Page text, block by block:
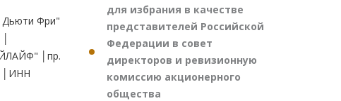
для избрания в качестве
представителей Российской
Федерации в совет
директоров и ревизионную
комиссию акционерного
общества